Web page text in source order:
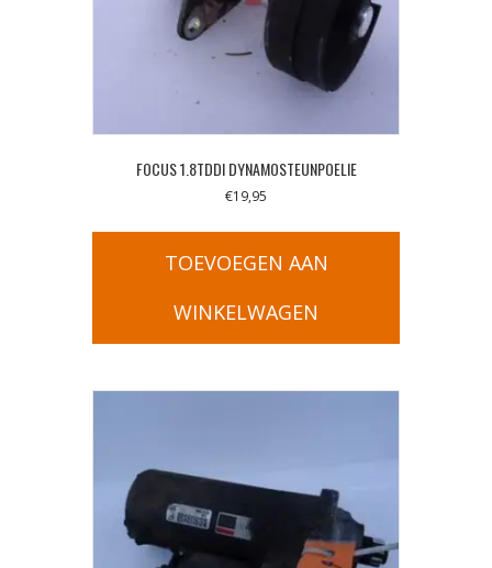
FOCUS 1.8TDDI DYNAMOSTEUNPOELIE
€19,95
TOEVOEGEN AAN
WINKELWAGEN